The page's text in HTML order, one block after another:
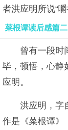
者洪应明所说“
菜根谭读后感篇二
曾有一段时
毕，顿悟，心静
应明。
洪应明，字
作是《菜根谭》